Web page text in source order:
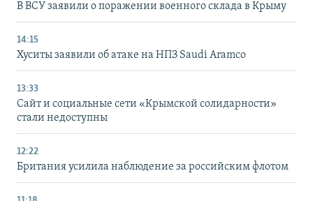
В ВСУ заявили о поражении военного склада в Крыму
14:15
Хуситы заявили об атаке на НПЗ Saudi Aramco
13:33
Сайт и социальные сети «Крымской солидарности»
стали недоступны
12:22
Британия усилила наблюдение за российским флотом